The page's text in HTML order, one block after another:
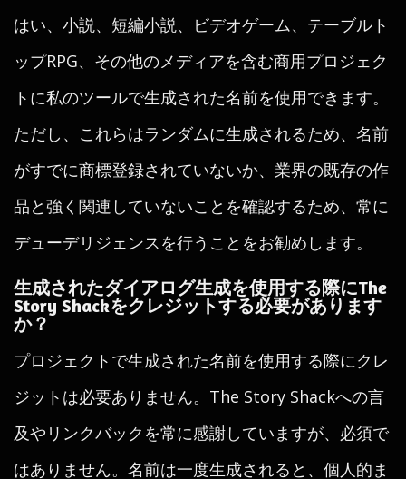
はい、小説、短編小説、ビデオゲーム、テーブルト
ップRPG、その他のメディアを含む商用プロジェク
トに私のツールで生成された名前を使用できます。
ただし、これらはランダムに生成されるため、名前
がすでに商標登録されていないか、業界の既存の作
品と強く関連していないことを確認するため、常に
デューデリジェンスを行うことをお勧めします。
生成されたダイアログ生成を使用する際にThe
Story Shackをクレジットする必要があります
か？
プロジェクトで生成された名前を使用する際にクレ
ジットは必要ありません。The Story Shackへの言
及やリンクバックを常に感謝していますが、必須で
はありません。名前は一度生成されると、個人的ま